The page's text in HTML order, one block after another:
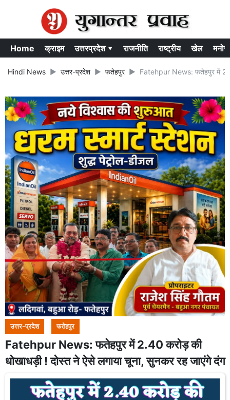
Home क्राइम उत्तरप्रदेश ▾ राजनीति राष्ट्रीय खेल
Hindi News उत्तर-प्रदेश फतेहपुर Fatehpur News: फतेहपुर में
उत्तर-प्रदेश फतेहपुर
Fatehpur News: फतेहपुर में 2.40 करोड़ की
धोखाधड़ी ! दोस्त ने ऐसे लगाया चूना, सुनकर रह जाएंगे दंग